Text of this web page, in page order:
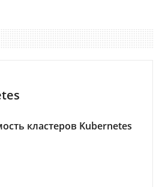
кластеров Kubernetes